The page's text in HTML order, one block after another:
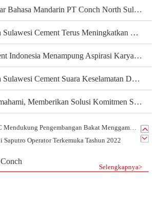
Perjalanan Belajar Bahasa Mandarin PT Conch North Sulawesi Cement Berbagi Pengalaman Karyawan Dalam Mengembangkan Kemampuan Bahasa
PT Conch North Sulawesi Cement Terus Meningkatkan Kepedulian terhadap Karyawan dan Pengembangan Kegiatan Olahraga serta Seni Untuk Membangun Kekuatan Tim, Menciptakan Perusahaan yang Harmonis
PT Conch Cement Indonesia Menampung Aspirasi Karyawan untuk Meningkatkan Kinerja Perusahaan
PT Conch North Sulawesi Cement Suara Keselamatan Dari Setiap Sudut Tambang Membangun Budaya Keselamatan Melalui Peran Seluruh Karyawan Departemen Tambang
Mendengar, Memahami, Memberikan Solusi Komitmen Semen Conch Mengutamakan Pelanggan
South Kalimantan Cement yang Indah Rumahku
PT.CSKC Mendukung Pengembangan Bakat Menggambar Karyawan
Saputro Operator Terkemuka Tashun 2022
1 -Tim Terkemuka Tahun 2021 PT.CSKC
Selengkapnya>